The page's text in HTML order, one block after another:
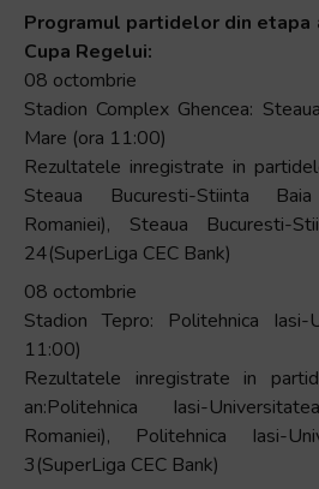
Programul partidelor din etapa
Cupa Regelui:
08 octombrie
Stadion Complex Ghencea:
Mare (ora 11:00)
Rezultatele inregistrate in
Steaua Bucuresti-Stiinta
Romaniei), Steaua Bucuresti-
24(SuperLiga CEC Bank)
08 octombrie
Stadion Tepro: Politehnica Iasi-
11:00)
Rezultatele inregistrate in
an:Politehnica Iasi-
Romaniei), Politehnica Iasi-
3(SuperLiga CEC Bank)